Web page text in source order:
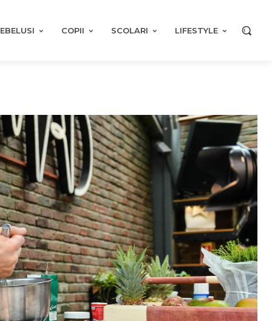
COPII SCOLARI LIFESTYLE